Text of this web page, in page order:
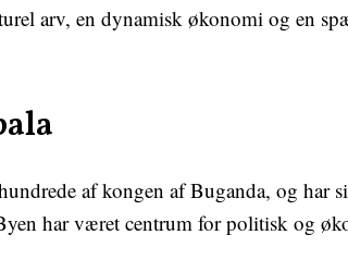
arv, en dynamisk økonomi og en
af kongen af Buganda, og har
har været centrum for politisk og